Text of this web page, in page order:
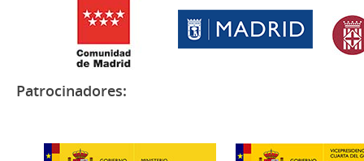
Patrocinadores: